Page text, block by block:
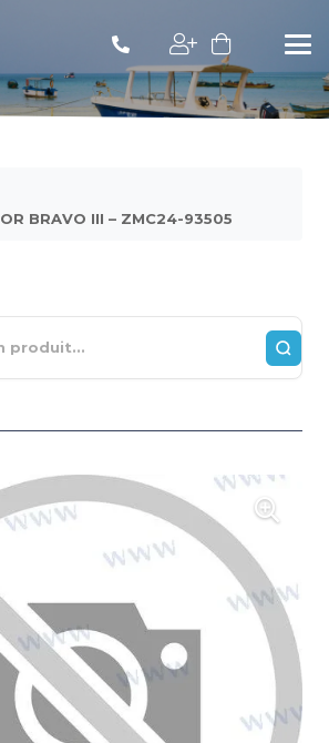
BRAVO III – ZMC24-93505